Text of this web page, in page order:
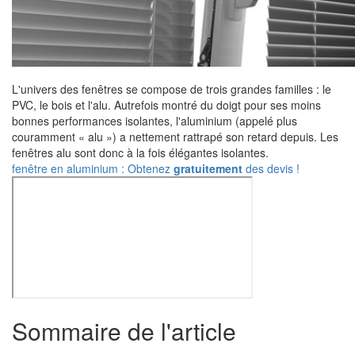
L'univers des fenêtres se compose de trois grandes familles : le
PVC, le bois et l'alu. Autrefois montré du doigt pour ses moins
bonnes performances isolantes, l'aluminium (appelé plus
couramment « alu ») a nettement rattrapé son retard depuis. Les
fenêtres alu sont donc à la fois élégantes isolantes.
fenêtre en aluminium : Obtenez gratuitement des devis !
Sommaire de l'article